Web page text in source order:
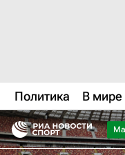
Политика В мире